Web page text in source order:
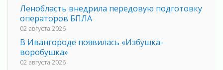
Ленобласть внедрила передовую подготовку
операторов БПЛА
02 августа 2026
В Ивангороде появилась «Избушка-
воробушка»
02 августа 2026